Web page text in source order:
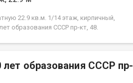
проживания. Условия продажи:
22.9 кв.м. 1/14 этаж, кирпичный,
образования СССР пр-кт, 48.
лет образования СССР пр-